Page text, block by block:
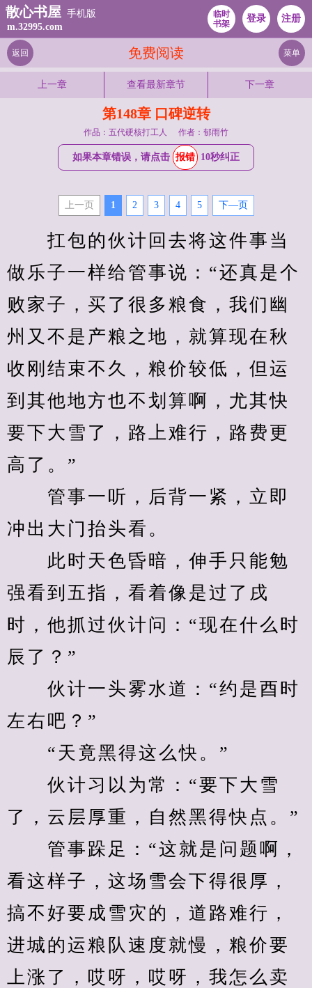
散心书屋 手机版
m.32995.com
临时
书架
登录 注册
免费阅读
返回 菜单
上一章 查看最新章节 下一章
第148章 口碑逆转
作品：五代硬核打工人 作者：郁雨竹
如果本章错误，请点击 报错 10秒纠正
上一页 1 2 3 4 5 下—页
扛包的伙计回去将这件事当
做乐子一样给管事说：“还真是个
败家子，买了很多粮食，我们幽
州又不是产粮之地，就算现在秋
收刚结束不久，粮价较低，但运
到其他地方也不划算啊，尤其快
要下大雪了，路上难行，路费更
高了。”
管事一听，后背一紧，立即
冲出大门抬头看。
此时天色昏暗，伸手只能勉
强看到五指，看着像是过了戌
时，他抓过伙计问：“现在什么时
辰了？”
伙计一头雾水道：“约是酉时
左右吧？”
“天竟黑得这么快。”
伙计习以为常：“要下大雪
了，云层厚重，自然黑得快点。”
管事跺足：“这就是问题啊，
看这样子，这场雪会下得很厚，
搞不好要成雪灾的，道路难行，
进城的运粮队速度就慢，粮价要
上涨了，哎呀，哎呀，我怎么卖